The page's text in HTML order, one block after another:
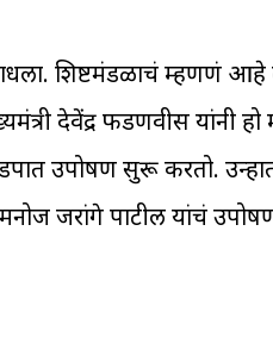
शिष्टमंडळाचं म्हणणं
देवेंद्र फडणवीस यांनी
उपोषण सुरू करतो.
जरांगे पाटील यांचं